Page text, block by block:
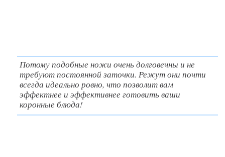
Потому подобные ножи очень долговечны и не
требуют постоянной заточки. Режут они почти
всегда идеально ровно, что позволит вам
эффектнее и эффективнее готовить ваши
коронные блюда!